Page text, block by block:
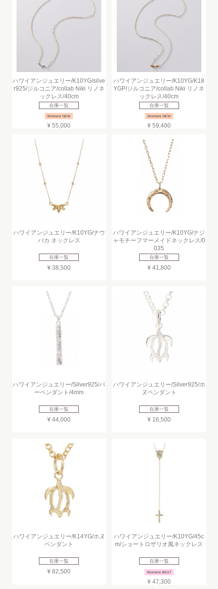
ハワイアンジュエリー/K10YG/silve
r925/ジルコニア/collab Niki リノネ
ックレス/40cm
在庫一覧
Womens NEW
¥ 55,000
ハワイアンジュエリー/K10YG/K18
YGP/ジルコニア/collab Niki リノネ
ックレス/40cm
在庫一覧
Womens NEW
¥ 59,400
ハワイアンジュエリー/K10YG/ナウ
パカ ネックレス
在庫一覧
¥ 38,500
ハワイアンジュエリー/K10YG/ナジ
ャモチーフマーメイドネックレス/0
035
在庫一覧
¥ 41,800
ハワイアンジュエリー/Silver925/バ
ーペンダント/4mm
在庫一覧
¥ 44,000
ハワイアンジュエリー/Silver925/ホ
ヌペンダント
在庫一覧
¥ 16,500
ハワイアンジュエリー/K14YG/ホヌ
ペンダント
在庫一覧
¥ 82,500
ハワイアンジュエリー/K10YG/45c
m/ショートロザリオ風ネックレス
在庫一覧
Womens BEST
¥ 47,300